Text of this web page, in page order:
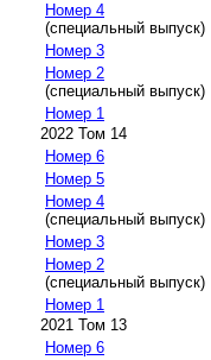
Номер 4
(специальный выпуск)
Номер 3
Номер 2
(специальный выпуск)
Номер 1
2022 Том 14
Номер 6
Номер 5
Номер 4
(специальный выпуск)
Номер 3
Номер 2
(специальный выпуск)
Номер 1
2021 Том 13
Номер 6